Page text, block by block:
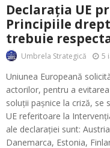
Declarația UE
Principiile
trebuie
Umbrela Strategică 5
Uniunea Europeană
actorilor, pentru a
soluții pașnice la criză, se
UE referitoare la
ale declarației sunt:
Danemarca, Estonia,